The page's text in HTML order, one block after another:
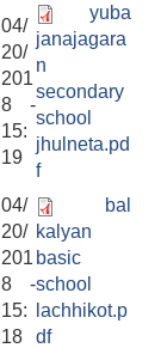
04/
20/
201
8 -
15:
19
yuba
janajagara
n
secondary
school
jhulneta.pd
f
04/
20/
201
8 -
15:
18
bal
kalyan
basic
school
lachhikot.p
df